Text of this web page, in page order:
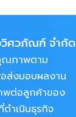
ศวภัณฑ์ จำกัด
ณภาพตาม
ส่งมอบผลงาน
พต่อลูกค้าของ
ดำเนินธุรกิจ